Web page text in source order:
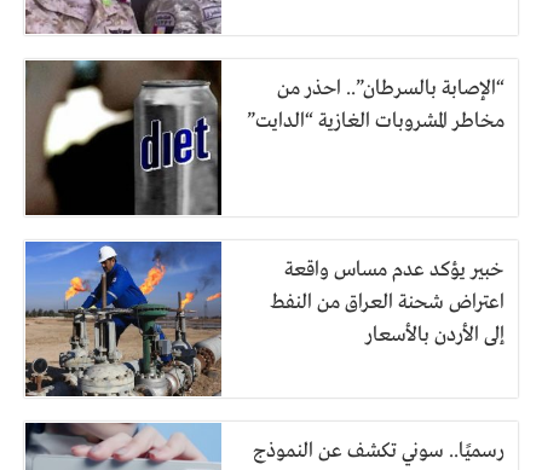
“الإصابة بالسرطان”.. احذر من
مخاطر المشروبات الغازية “الدايت”
خبير يؤكد عدم مساس واقعة
اعتراض شحنة العراق من النفط
إلى الأردن بالأسعار
رسميًا.. سوني تكشف عن النموذج